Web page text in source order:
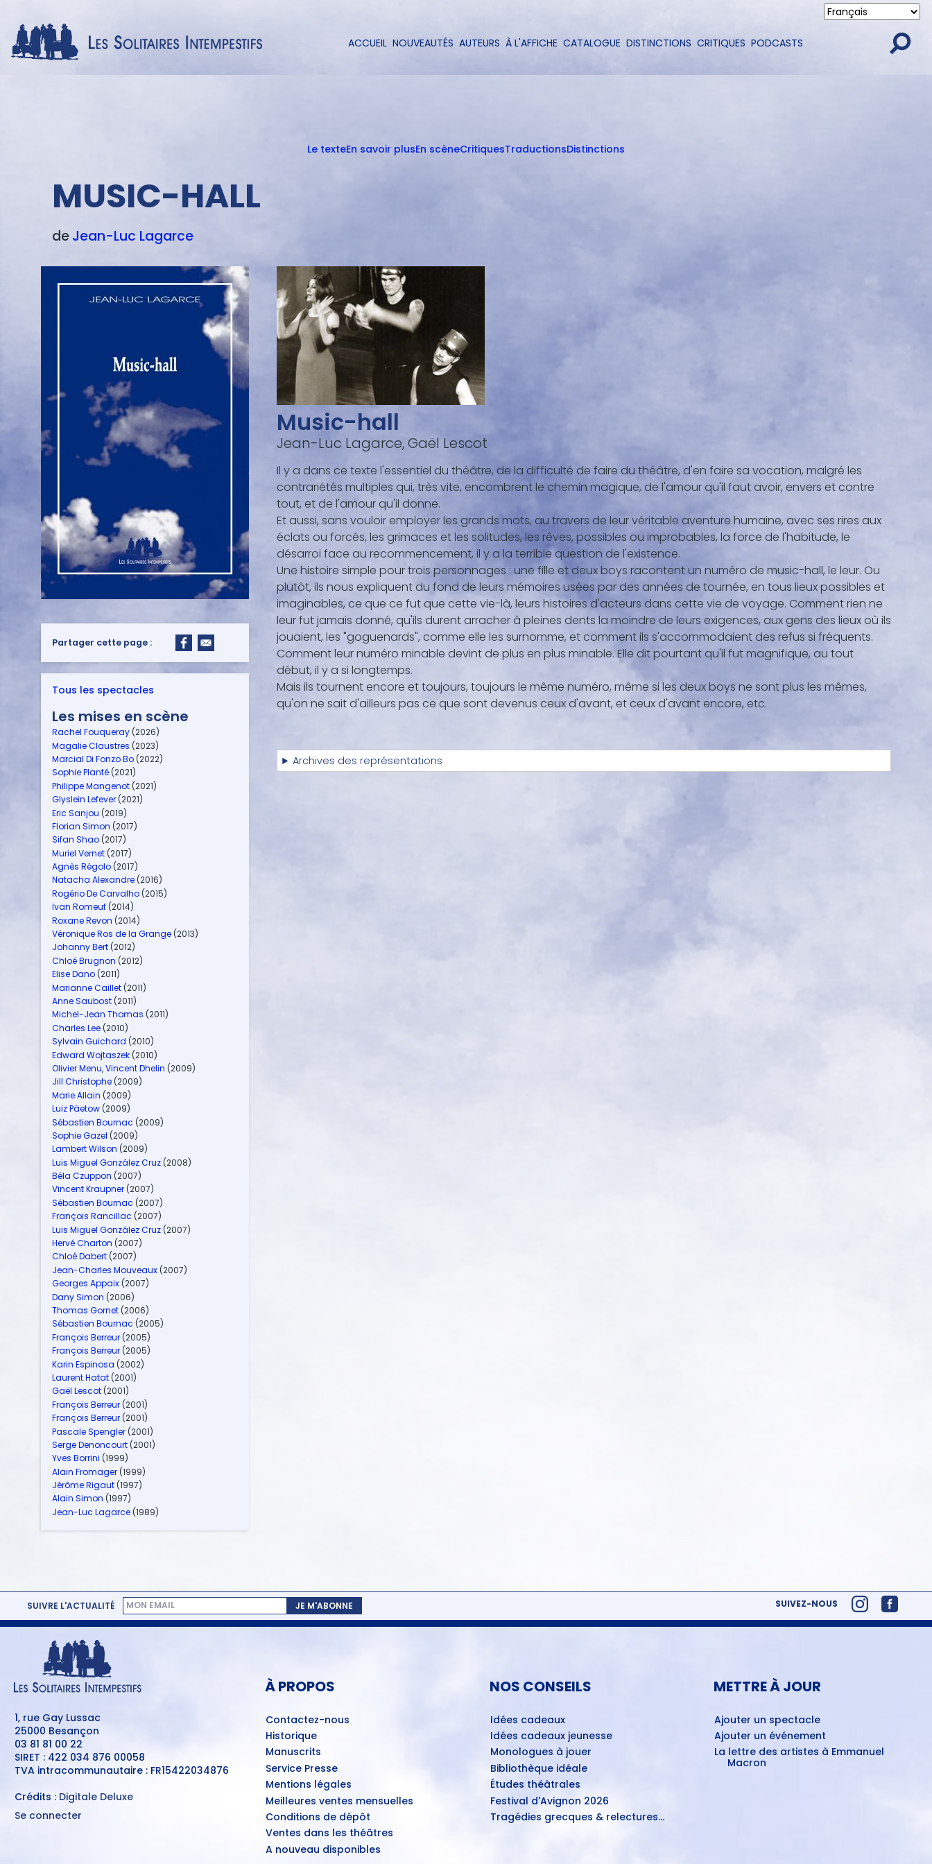
contenu
Navigation
ACCUEIL NOUVEAUTÉS AUTEURS À L'AFFICHE CATALOGUE DISTINCTIONS CRITIQUES PODCASTS
Le texteEn savoir plusEn scèneCritiquesTraductionsDistinctions
MUSIC-HALL
deJean-Luc Lagarce
Music-hall
Jean-Luc Lagarce, Gaël Lescot
Il y a dans ce texte l'essentiel du théâtre, de la difficulté de faire du théâtre, d'en faire sa vocation, malgré les
contrariétés multiples qui, très vite, encombrent le chemin magique, de l'amour qu'il faut avoir, envers et contre
tout, et de l'amour qu'il donne.
Et aussi, sans vouloir employer les grands mots, au travers de leur véritable aventure humaine, avec ses rires aux
éclats ou forcés, les grimaces et les solitudes, les rêves, possibles ou improbables, la force de l'habitude, le
désarroi face au recommencement, il y a la terrible question de l'existence.
Une histoire simple pour trois personnages : une fille et deux boys racontent un numéro de music-hall, le leur. Ou
plutôt, ils nous expliquent du fond de leurs mémoires usées par des années de tournée, en tous lieux possibles et
imaginables, ce que ce fut que cette vie-là, leurs histoires d'acteurs dans cette vie de voyage. Comment rien ne
leur fut jamais donné, qu'ils durent arracher à pleines dents la moindre de leurs exigences, aux gens des lieux où ils
jouaient, les "goguenards", comme elle les surnomme, et comment ils s'accommodaient des refus si fréquents.
Comment leur numéro minable devint de plus en plus minable. Elle dit pourtant qu'il fut magnifique, au tout
début, il y a si longtemps.
Mais ils tournent encore et toujours, toujours le même numéro, même si les deux boys ne sont plus les mêmes,
qu'on ne sait d'ailleurs pas ce que sont devenus ceux d'avant, et ceux d'avant encore, etc.
Archives des représentations
Partager cette page :
Tous les spectacles
Les mises en scène
Rachel Fouqueray (2026)
Magalie Claustres (2023)
Marcial Di Fonzo Bo (2022)
Sophie Planté (2021)
Philippe Mangenot (2021)
Glyslein Lefever (2021)
Eric Sanjou (2019)
Florian Simon (2017)
Sifan Shao (2017)
Muriel Vernet (2017)
Agnès Régolo (2017)
Natacha Alexandre (2016)
Rogério De Carvalho (2015)
Ivan Romeuf (2014)
Roxane Revon (2014)
Véronique Ros de la Grange (2013)
Johanny Bert (2012)
Chloé Brugnon (2012)
Elise Dano (2011)
Marianne Caillet (2011)
Anne Saubost (2011)
Michel-Jean Thomas (2011)
Charles Lee (2010)
Sylvain Guichard (2010)
Edward Wojtaszek (2010)
Olivier Menu,Vincent Dhelin (2009)
Jill Christophe (2009)
Marie Allain (2009)
Luiz Päetow (2009)
Sébastien Bournac (2009)
Sophie Gazel (2009)
Lambert Wilson (2009)
Luis Miguel González Cruz (2008)
Béla Czuppon (2007)
Vincent Kraupner (2007)
Sébastien Bournac (2007)
François Rancillac (2007)
Luis Miguel González Cruz (2007)
Hervé Charton (2007)
Chloé Dabert (2007)
Jean-Charles Mouveaux (2007)
Georges Appaix (2007)
Dany Simon (2006)
Thomas Gornet (2006)
Sébastien Bournac (2005)
François Berreur (2005)
François Berreur (2005)
Karin Espinosa (2002)
Laurent Hatat (2001)
Gaël Lescot (2001)
François Berreur (2001)
François Berreur (2001)
Pascale Spengler (2001)
Serge Denoncourt (2001)
Yves Borrini (1999)
Alain Fromager (1999)
Jérôme Rigaut (1997)
Alain Simon (1997)
Jean-Luc Lagarce (1989)
SUIVRE L'ACTUALITÉ JE M'ABONNE SUIVEZ-NOUS
1, rue Gay Lussac
25000 Besançon
03 81 81 00 22
SIRET : 422 034 876 00058
TVA intracommunautaire : FR15422034876
Crédits : Digitale Deluxe
MENU
Se connecter
À PROPOS
Contactez-nous
Historique
Manuscrits
Service Presse
Mentions légales
Meilleures ventes mensuelles
Conditions de dépôt
Ventes dans les théâtres
A nouveau disponibles
NOS CONSEILS
Idées cadeaux
Idées cadeaux jeunesse
Monologues à jouer
Bibliothèque idéale
Études théâtrales
Festival d'Avignon 2026
Tragédies grecques & relectures...
METTRE À JOUR
Ajouter un spectacle
Ajouter un événement
La lettre des artistes à Emmanuel
Macron